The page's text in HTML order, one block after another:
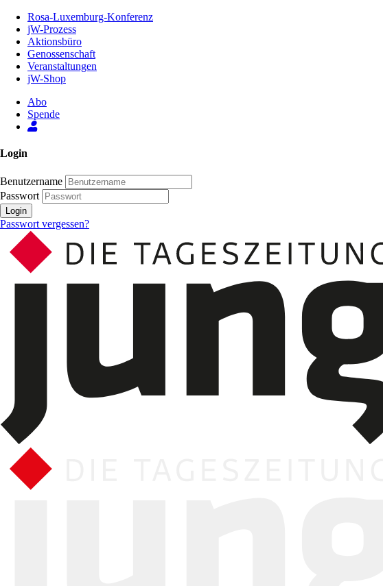
Inhalt
Seite
Rosa-Luxemburg-Konferenz
jW-Prozess
Aktionsbüro
Genossenschaft
Veranstaltungen
jW-Shop
Abo
Spende
Login
Benutzername
Passwort
Login
Passwort vergessen?